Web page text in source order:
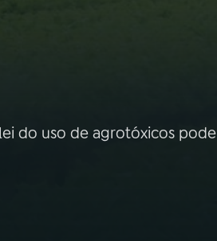
do uso de agrotóxicos pode